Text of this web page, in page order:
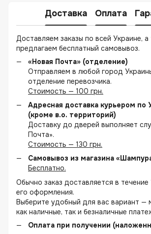
Доставка Оплата
Доставляем заказы по всей Украине, а
предлагаем бесплатный самовывоз.
«Новая Почта» (отделение)
Отправляем в любой город
отделение перевозчика.
Стоимость — 100 грн.
Адресная доставка курьером по
(кроме в.о. территорий)
Доставку до дверей выполняет
Почта».
Стоимость — 130 грн.
Самовывоз из магазина
Бесплатно.
Обычно заказ доставляется в течение
его оформления.
Выберите удобный для вас вариант —
как наличные, так и безналичные
Оплата при получении